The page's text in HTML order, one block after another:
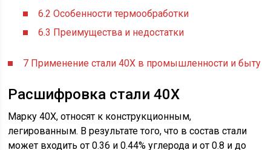
6.2 Особенности термообработки
6.3 Преимущества и недостатки
7 Применение стали 40Х в промышленности и быту
Расшифровка стали 40Х
Марку 40Х, относят к конструкционным,
легированным. В результате того, что в состав стали
может входить от 0.36 и 0.44% углерода и от 0.8 и до